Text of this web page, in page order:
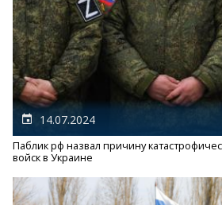
14.07.2024
Паблик рф назвал причину
войск в Украине